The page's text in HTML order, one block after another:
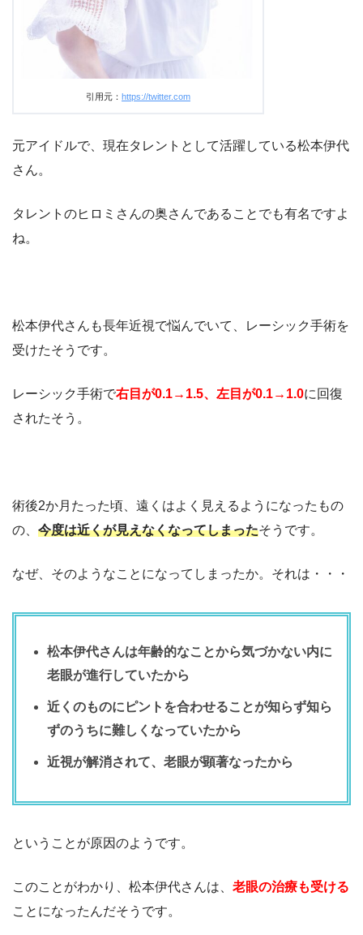
引用元： https://twitter.com
元アイドルで、現在タレントとして活躍している松本伊代
さん。
タレントのヒロミさんの奥さんであることでも有名ですよ
ね。
松本伊代さんも長年近視で悩んでいて、レーシック手術を
受けたそうです。
レーシック手術で右目が0.1→1.5、左目が0.1→1.0に回復
されたそう。
術後2か月たった頃、遠くはよく見えるようになったもの
の、 今度は近くが見えなくなってしまったそうです。
なぜ、そのようなことになってしまったか。それは・・・
松本伊代さんは年齢的なことから気づかない内に
老眼が進行していたから
近くのものにピントを合わせることが知らず知ら
ずのうちに難しくなっていたから
近視が解消されて、老眼が顕著なったから
ということが原因のようです。
このことがわかり、松本伊代さんは、 老眼の治療も受ける
ことになったんだそうです。